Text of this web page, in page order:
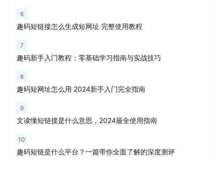
6
趣码短链接怎么生成短网址 完整使用教程
7
趣码新手入门教程：零基础学习指南与实战技巧
8
趣码短网址怎么用 2024新手入门完全指南
9
文读懂短链接是什么意思，2024最全使用指南
10
趣码短链是什么平台？一篇带你全面了解的深度测评